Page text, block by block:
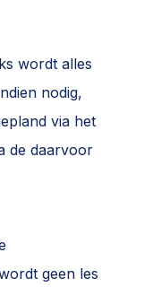
wordt alles
nodig,
via het
de daarvoor
geen les